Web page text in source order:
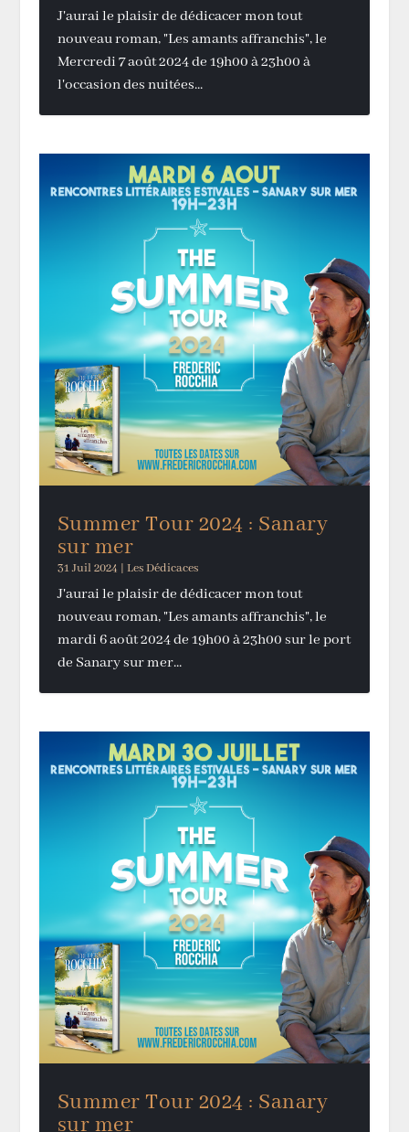
J'aurai le plaisir de dédicacer mon tout
nouveau roman, "Les amants affranchis", le
Mercredi 7 août 2024 de 19h00 à 23h00 à
l'occasion des nuitées...
Summer Tour 2024 : Sanary
sur mer
31 Juil 2024 | Les Dédicaces
J'aurai le plaisir de dédicacer mon tout
nouveau roman, "Les amants affranchis", le
mardi 6 août 2024 de 19h00 à 23h00 sur le port
de Sanary sur mer...
Summer Tour 2024 : Sanary
sur mer